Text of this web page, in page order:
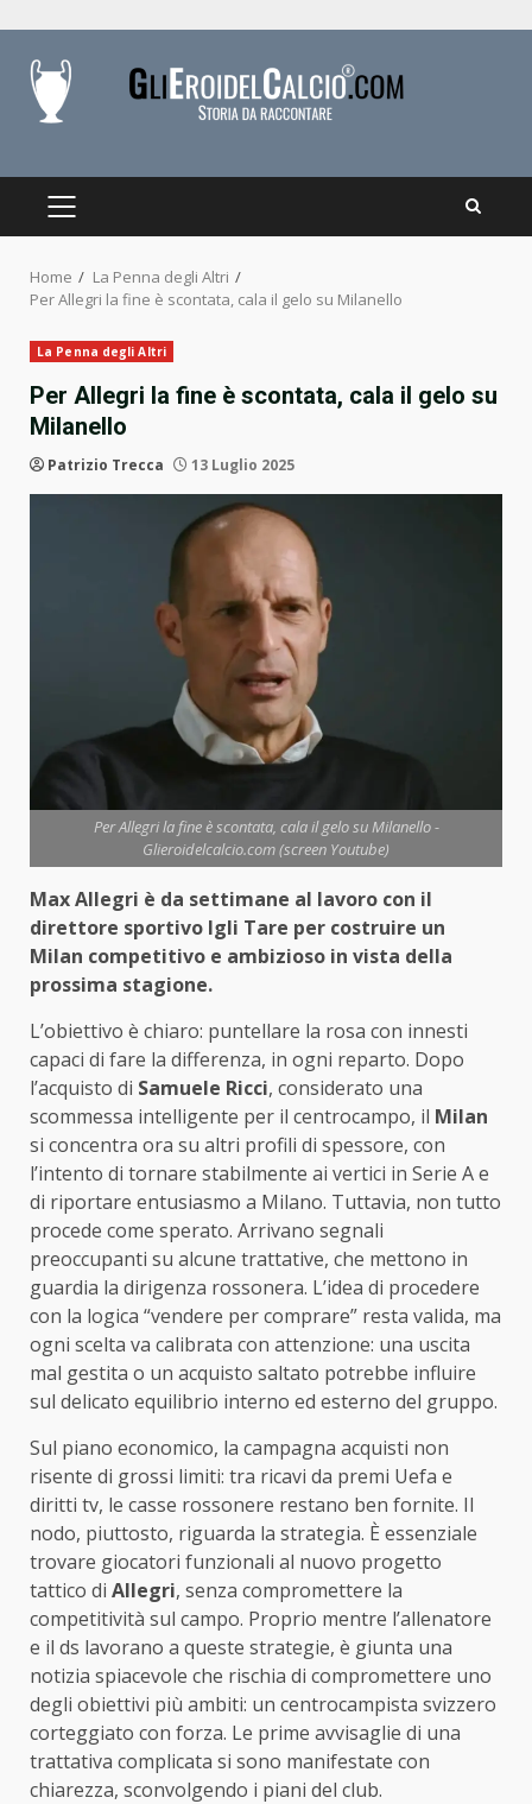
content
PRIMARY
Home
La Penna degli Altri
Per Allegri la fine è scontata, cala il gelo su Milanello
La Penna degli Altri
Per Allegri la fine è scontata, cala il gelo su
Milanello
Patrizio Trecca 13 Luglio 2025
Per Allegri la fine è scontata, cala il gelo su Milanello -
Glieroidelcalcio.com (screen Youtube)
Max Allegri è da settimane al lavoro con il
direttore sportivo Igli Tare per costruire un
Milan competitivo e ambizioso in vista della
prossima stagione.
L’obiettivo è chiaro: puntellare la rosa con innesti
capaci di fare la differenza, in ogni reparto. Dopo
l’acquisto di Samuele Ricci, considerato una
scommessa intelligente per il centrocampo, il Milan
si concentra ora su altri profili di spessore, con
l’intento di tornare stabilmente ai vertici in Serie A e
di riportare entusiasmo a Milano. Tuttavia, non tutto
procede come sperato. Arrivano segnali
preoccupanti su alcune trattative, che mettono in
guardia la dirigenza rossonera. L’idea di procedere
con la logica “vendere per comprare” resta valida, ma
ogni scelta va calibrata con attenzione: una uscita
mal gestita o un acquisto saltato potrebbe influire
sul delicato equilibrio interno ed esterno del gruppo.
Sul piano economico, la campagna acquisti non
risente di grossi limiti: tra ricavi da premi Uefa e
diritti tv, le casse rossonere restano ben fornite. Il
nodo, piuttosto, riguarda la strategia. È essenziale
trovare giocatori funzionali al nuovo progetto
tattico di Allegri, senza compromettere la
competitività sul campo. Proprio mentre l’allenatore
e il ds lavorano a queste strategie, è giunta una
notizia spiacevole che rischia di compromettere uno
degli obiettivi più ambiti: un centrocampista svizzero
corteggiato con forza. Le prime avvisaglie di una
trattativa complicata si sono manifestate con
chiarezza, sconvolgendo i piani del club.